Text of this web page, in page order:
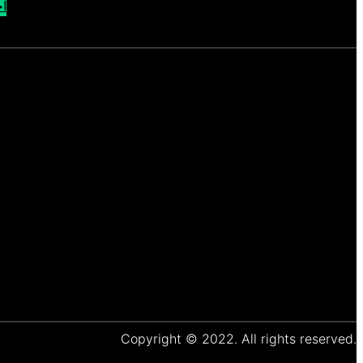
Copyright © 2022. All rights reserved.